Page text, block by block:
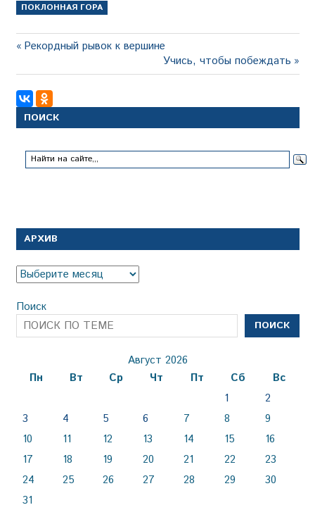
ПОКЛОННАЯ ГОРА
Навигация
по
записям
Предыдущая
Рекордный рывок к вершине
Следующая
запись:
Учись, чтобы побеждать
ПОИСК
АРХИВ
Архив
Поиск
ПОИСК
Август 2026
Пн
Вт Ср Чт Пт Сб
Вс
1
2
3
4 5 6 7 8
9
10
11 12 13 14 15
16
17
18 19 20 21 22
23
24
25 26 27 28 29
30
31